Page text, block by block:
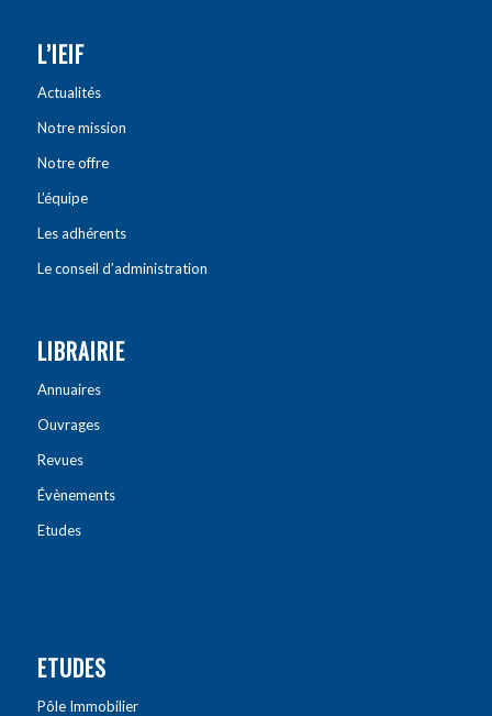
L’IEIF
Actualités
Notre mission
Notre offre
L’équipe
Les adhérents
Le conseil d’administration
LIBRAIRIE
Annuaires
Ouvrages
Revues
Évènements
Etudes
ETUDES
Pôle Immobilier